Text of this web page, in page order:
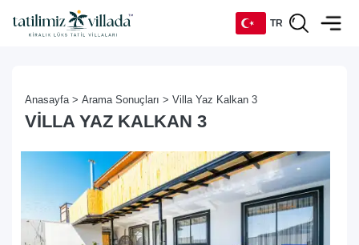
TR
RU
Anasayfa > Arama Sonuçları > Villa Yaz Kalkan 3
VILLA YAZ KALKAN 3